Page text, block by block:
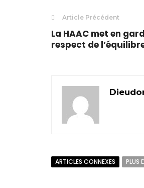
Article Précédent
La HAAC met en
respect de
ARTICLES CONNEXES PLUS